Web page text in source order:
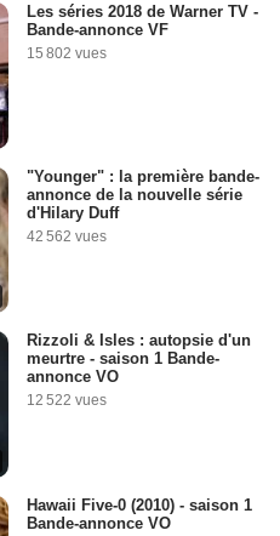
Les séries 2018 de Warner TV -
Bande-annonce VF
15 802 vues
"Younger" : la première bande-
annonce de la nouvelle série
d'Hilary Duff
42 562 vues
Rizzoli & Isles : autopsie d'un
meurtre - saison 1 Bande-
annonce VO
12 522 vues
Hawaii Five-0 (2010) - saison 1
Bande-annonce VO